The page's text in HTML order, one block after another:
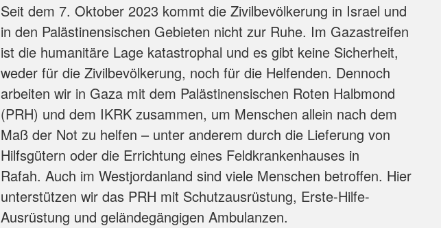
Seit dem 7. Oktober 2023 kommt die Zivilbevölkerung in Israel und
in den Palästinensischen Gebieten nicht zur Ruhe. Im Gazastreifen
ist die humanitäre Lage katastrophal und es gibt keine Sicherheit,
weder für die Zivilbevölkerung, noch für die Helfenden. Dennoch
arbeiten wir in Gaza mit dem Palästinensischen Roten Halbmond
(PRH) und dem IKRK zusammen, um Menschen allein nach dem
Maß der Not zu helfen – unter anderem durch die Lieferung von
Hilfsgütern oder die Errichtung eines Feldkrankenhauses in
Rafah. Auch im Westjordanland sind viele Menschen betroffen. Hier
unterstützen wir das PRH mit Schutzausrüstung, Erste-Hilfe-
Ausrüstung und geländegängigen Ambulanzen.